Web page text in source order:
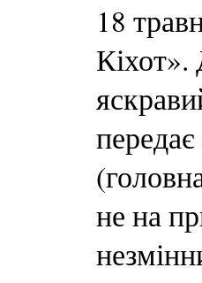
18
Кіхот».
не на